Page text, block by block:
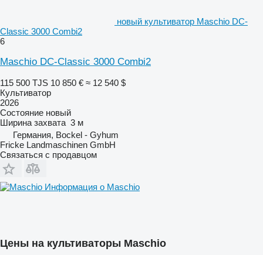
новый культиватор Maschio DC-
Classic 3000 Combi2
6
Maschio DC-Classic 3000 Combi2
115 500 TJS 10 850 € ≈ 12 540 $
Культиватор
2026
Состояние новый
Ширина захвата 3 м
Германия, Bockel - Gyhum
Fricke Landmaschinen GmbH
Связаться с продавцом
Информация о Maschio
Цены на культиваторы Maschio